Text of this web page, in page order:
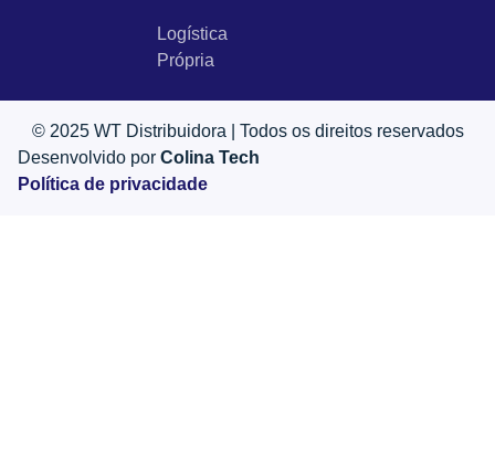
Logística
Própria
© 2025 WT Distribuidora | Todos os direitos reservados
Desenvolvido por Colina Tech
Política de privacidade